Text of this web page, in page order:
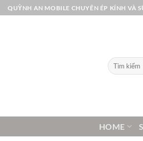
Bỏ
qua
QUỲNH AN MOBILE CHUYÊN ÉP KÍNH VÀ
Tìm
kiếm:
HOME